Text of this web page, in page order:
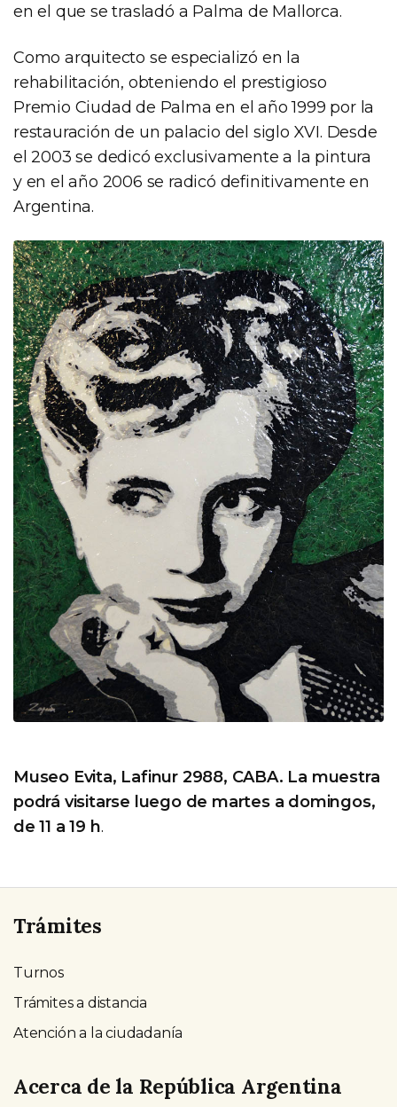
en el que se trasladó a Palma de Mallorca.
Como arquitecto se especializó en la
rehabilitación, obteniendo el prestigioso
Premio Ciudad de Palma en el año 1999 por la
restauración de un palacio del siglo XVI. Desde
el 2003 se dedicó exclusivamente a la pintura
y en el año 2006 se radicó definitivamente en
Argentina.
Museo Evita, Lafinur 2988, CABA. La muestra
podrá visitarse luego de martes a domingos,
de 11 a 19 h.
Trámites
Turnos
Trámites a distancia
Atención a la ciudadanía
Acerca de la República Argentina